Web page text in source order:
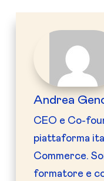
Andrea
CEO e Co-
piattaforma
Commerce.
formatore e